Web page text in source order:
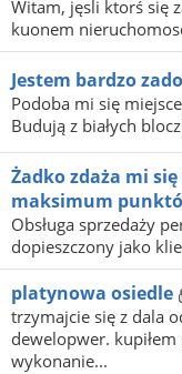
Witam, jęsli ktorś się
kuonem
Jestem bardzo
Podoba mi się
Budują z białych
Żadko zdaża mi
maksimum
Obsługa sprzedaży
dopieszczony jako
platynowa osiedle
trzymajcie się z dala
dewelopwer.
wykonanie...